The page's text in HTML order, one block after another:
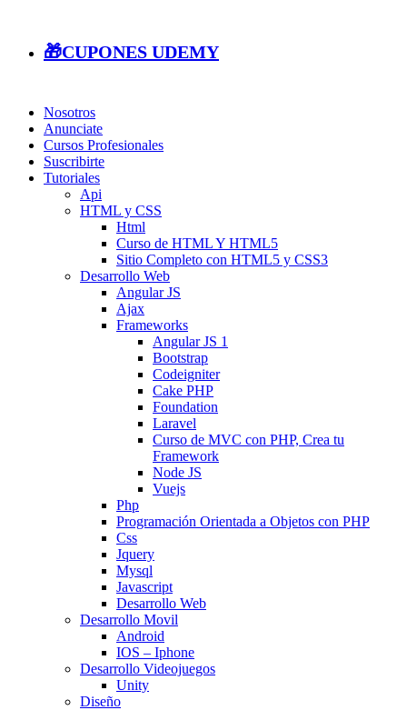
🎁CUPONES UDEMY
Nosotros
Anunciate
Cursos Profesionales
Suscribirte
Tutoriales
Api
HTML y CSS
Html
Curso de HTML Y HTML5
Sitio Completo con HTML5 y CSS3
Desarrollo Web
Angular JS
Ajax
Frameworks
Angular JS 1
Bootstrap
Codeigniter
Cake PHP
Foundation
Laravel
Curso de MVC con PHP, Crea tu
Framework
Node JS
Vuejs
Php
Programación Orientada a Objetos con PHP
Css
Jquery
Mysql
Javascript
Desarrollo Web
Desarrollo Movil
Android
IOS – Iphone
Desarrollo Videojuegos
Unity
Diseño